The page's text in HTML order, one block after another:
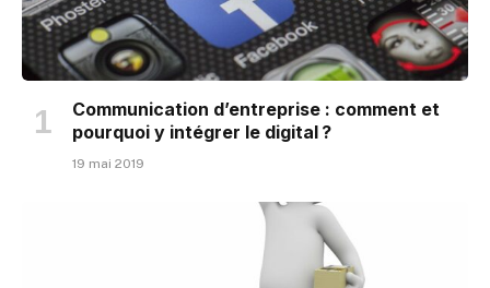
Communication d’entreprise : comment et
pourquoi y intégrer le digital ?
19 mai 2019